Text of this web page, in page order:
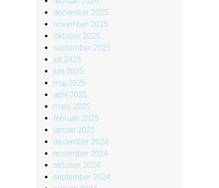
december 2025
november 2025
oktober 2025
september 2025
juli 2025
juni 2025
maj 2025
april 2025
mars 2025
februari 2025
januari 2025
december 2024
november 2024
oktober 2024
september 2024